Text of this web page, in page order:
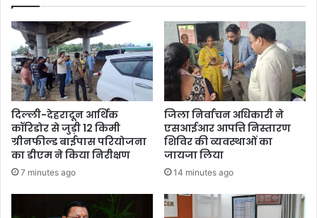
सं
न
की
यु
क्त
टी
क
रे
गी
क्ष
दिल्ली-देहरादून आर्थिक
कॉरिडोर से जुड़ी 12 किमी
ग्रीनफील्ड बाईपास परियोजना
का डीएम ने किया निरीक्षण
7 minutes ago
जिला निर्वाचन अधिकारी ने
एसआईआर आपत्ति निस्तारण
शिविर की व्यवस्थाओं का
जायजा लिया
14 minutes ago